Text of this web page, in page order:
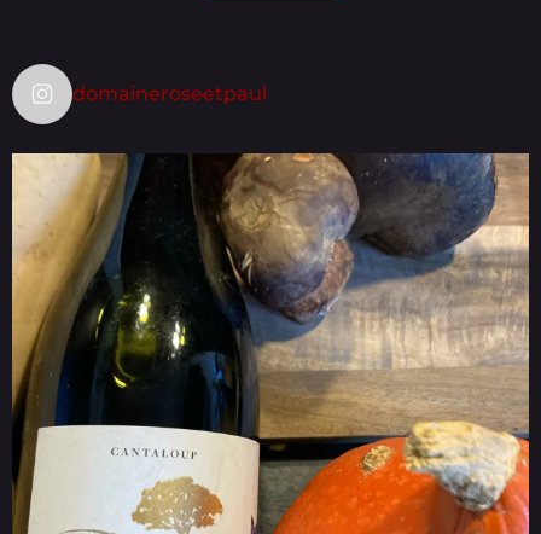
domaineroseetpaul